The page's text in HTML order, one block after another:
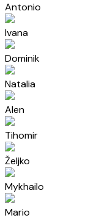
Antonio
Ivana
Dominik
Natalia
Alen
Tihomir
Željko
Mykhailo
Mario